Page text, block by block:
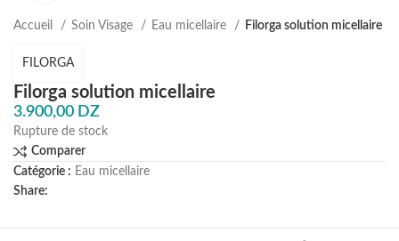
Accueil Soin Visage Eau micellaire Filorga solution micellaire
Filorga solution micellaire
FILORGA
3.900,00 DZ
Rupture de stock
Comparer
Catégorie : Eau micellaire
Share: